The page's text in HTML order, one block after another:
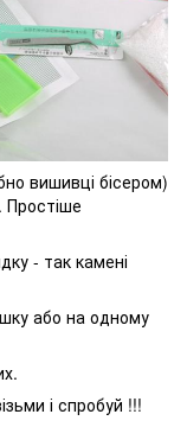
вишивці бісером)
- так камені
або на одному
і спробуй !!!